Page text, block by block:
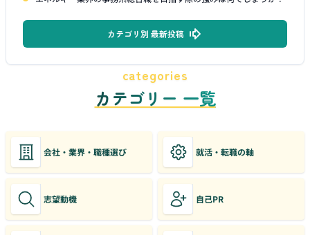
カテゴリ別 最新投稿
categories
カテゴリー 一覧
会社・業界・職種選び 就活・転職の軸
志望動機 自己PR